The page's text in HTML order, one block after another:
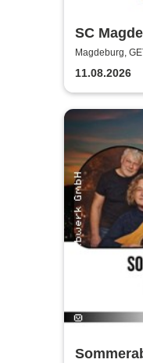
SC
2026/2027
Magdeburg,
11.08.2026